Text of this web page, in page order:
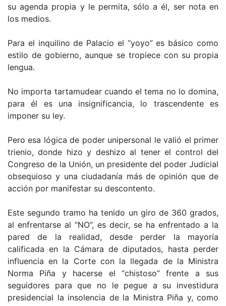
su agenda propia y le permita, sólo a él, ser nota en
los medios.
Para el inquilino de Palacio el “yoyo” es básico como
estilo de gobierno, aunque se tropiece con su propia
lengua.
No importa tartamudear cuando el tema no lo domina,
para él es una insignificancia, lo trascendente es
imponer su ley.
Pero esa lógica de poder unipersonal le valió el primer
trienio, donde hizo y deshizo al tener el control del
Congreso de la Unión, un presidente del poder Judicial
obsequioso y una ciudadanía más de opinión que de
acción por manifestar su descontento.
Este segundo tramo ha tenido un giro de 360 grados,
al enfrentarse al “NO”, es decir, se ha enfrentado a la
pared de la realidad, desde perder la mayoría
calificada en la Cámara de diputados, hasta perder
influencia en la Corte con la llegada de la Ministra
Norma Piña y hacerse el “chistoso” frente a sus
seguidores para que no le pegue a su investidura
presidencial la insolencia de la Ministra Piña y, como